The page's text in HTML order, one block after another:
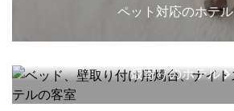
ペット対応のホテル
最寄りのホテル